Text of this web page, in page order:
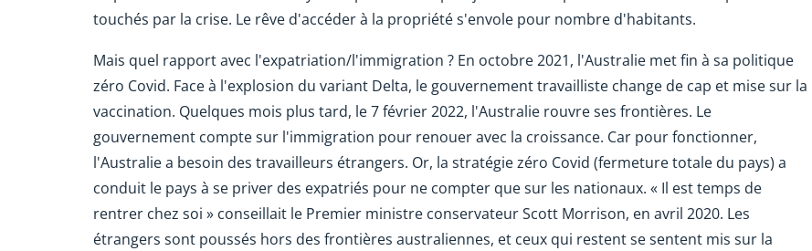
touchés par la crise. Le rêve d'accéder à la propriété s'envole pour nombre d'habitants.
Mais quel rapport avec l'expatriation/l'immigration ? En octobre 2021, l'Australie met fin à sa politique
zéro Covid. Face à l'explosion du variant Delta, le gouvernement travailliste change de cap et mise sur la
vaccination. Quelques mois plus tard, le 7 février 2022, l'Australie rouvre ses frontières. Le
gouvernement compte sur l'immigration pour renouer avec la croissance. Car pour fonctionner,
l'Australie a besoin des travailleurs étrangers. Or, la stratégie zéro Covid (fermeture totale du pays) a
conduit le pays à se priver des expatriés pour ne compter que sur les nationaux. « Il est temps de
rentrer chez soi » conseillait le Premier ministre conservateur Scott Morrison, en avril 2020. Les
étrangers sont poussés hors des frontières australiennes, et ceux qui restent se sentent mis sur la